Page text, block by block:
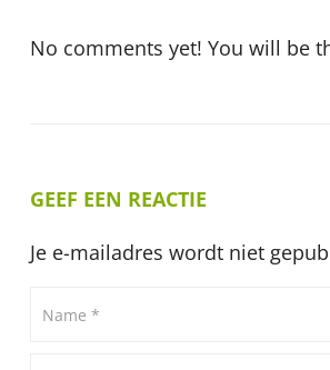
No comments yet! You will be
GEEF EEN REACTIE
Je e-mailadres wordt niet